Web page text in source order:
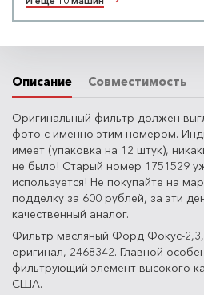
Описание Совместимость
Оригинальный фильтр должен
фото с именно этим номером.
имеет (упаковка на 12 штук),
не было! Старый номер 1751529
используется! Не покупайте на
подделку за 600 рублей, за эти
качественный аналог.
Фильтр масляный Форд Фокус-
оригинал, 2468342. Главной
фильтрующий элемент высокого
США.